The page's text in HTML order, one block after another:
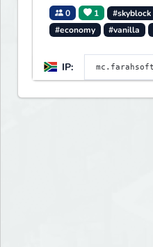
0 1 #skyblock
#economy
#vanilla
IP: